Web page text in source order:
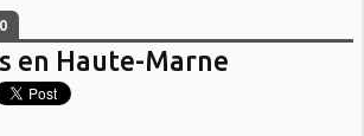
en Haute-Marne